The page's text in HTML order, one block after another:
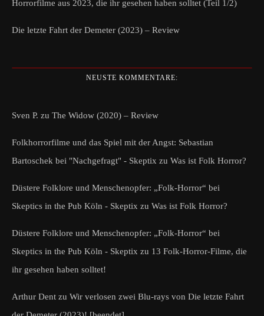
Horrorfilme aus 2023, die ihr gesehen haben solltet (Teil 1/2)
Die letzte Fahrt der Demeter (2023) – Review
NEUSTE KOMMENTARE:
Sven P. zu The Widow (2020) – Review
Folkhorrorfilme und das Spiel mit der Angst: Sebastian
Bartoschek bei "Nachgefragt" - Skeptix zu Was ist Folk Horror?
Düstere Folklore und Menschenopfer: „Folk-Horror“ bei
Skeptics in the Pub Köln - Skeptix zu Was ist Folk Horror?
Düstere Folklore und Menschenopfer: „Folk-Horror“ bei
Skeptics in the Pub Köln - Skeptix zu 13 Folk-Horror-Filme, die
ihr gesehen haben solltet!
Arthur Dent zu Wir verlosen zwei Blu-rays von Die letzte Fahrt